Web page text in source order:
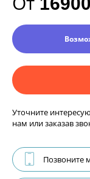
Уточните
нам или заказав
Позвоните